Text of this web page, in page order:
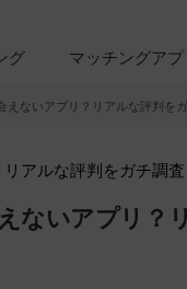
グ マッチングア
えないアプリ？リアルな評判を
ないアプリ？